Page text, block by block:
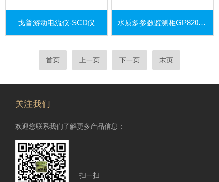
戈普游动电流仪-SCD仪 水质多参数监测柜GP8200MAS
首页 上一页 下一页 末页
关注我们
欢迎您联系我们了解更多产品信息：
扫一扫